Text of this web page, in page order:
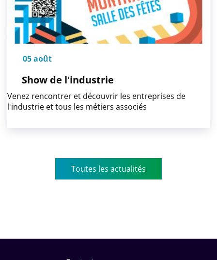
Toutes les actualités
05 août
Show de l'industrie
Venez rencontrer et découvrir les entreprises de
l'industrie et tous les métiers associés